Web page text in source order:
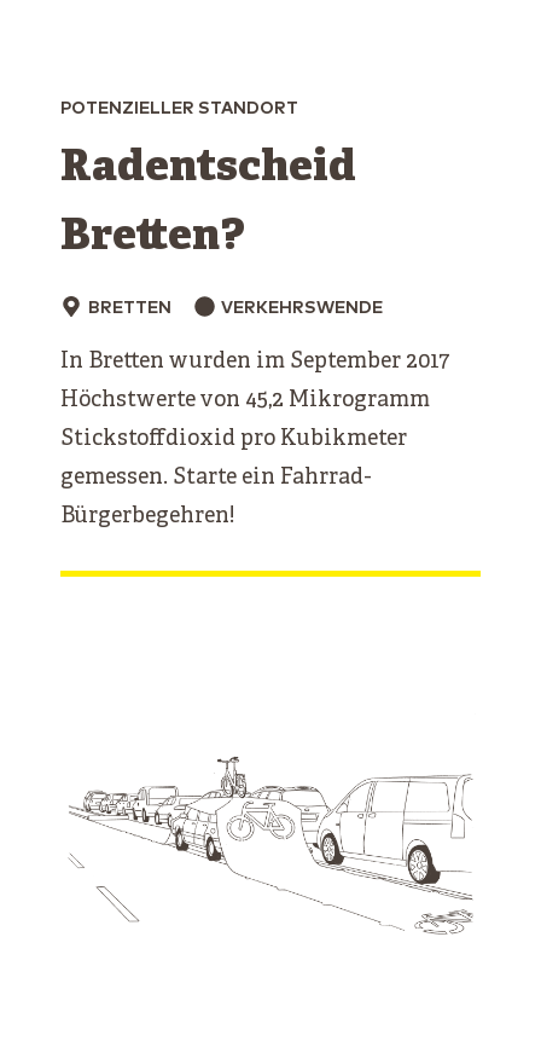
POTENZIELLER STANDORT
Radentscheid
Bretten?
BRETTEN VERKEHRSWENDE
In Bretten wurden im September 2017
Höchstwerte von 45,2 Mikrogramm
Stickstoffdioxid pro Kubikmeter
gemessen. Starte ein Fahrrad-
Bürgerbegehren!